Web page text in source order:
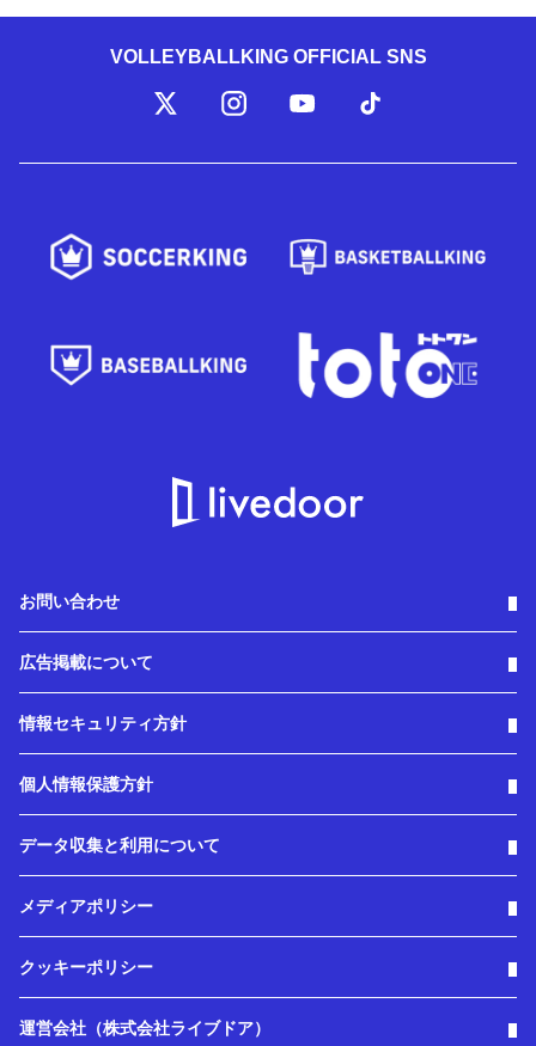
VOLLEYBALLKING OFFICIAL SNS
お問い合わせ
広告掲載について
情報セキュリティ方針
個人情報保護方針
データ収集と利用について
メディアポリシー
クッキーポリシー
運営会社（株式会社ライブドア）